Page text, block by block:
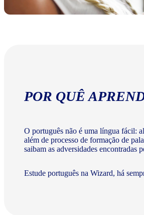
POR QUÊ
O português não é uma língua fácil:
além de processo de formação de
saibam as adversidades encontradas
Estude português na Wizard, há